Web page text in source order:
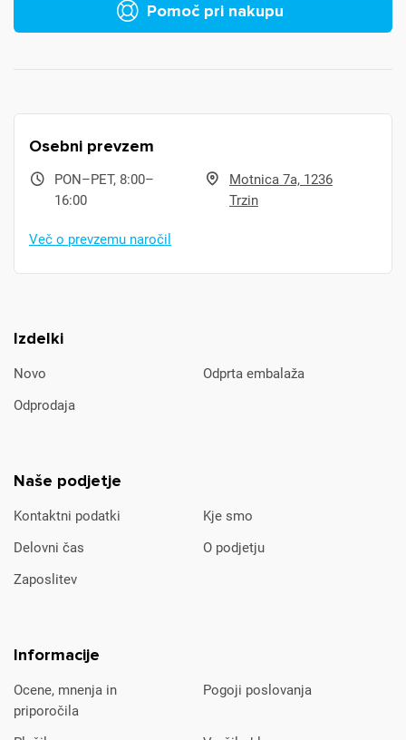
Pomoč pri nakupu
Izdelki
Novo
Odprta embalaža
Odprodaja
Naše podjetje
Kontaktni podatki
Kje smo
Delovni čas
O podjetju
Zaposlitev
Informacije
Ocene, mnenja in
priporočila
Pogoji poslovanja
Osebni prevzem
PON–PET, 8:00–
16:00
Motnica 7a, 1236
Trzin
Več o prevzemu naročil